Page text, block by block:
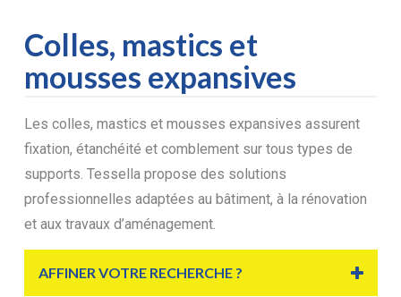
Colles, mastics et
mousses expansives
Les colles, mastics et mousses expansives assurent
fixation, étanchéité et comblement sur tous types de
supports. Tessella propose des solutions
professionnelles adaptées au bâtiment, à la rénovation
et aux travaux d’aménagement.
AFFINER VOTRE RECHERCHE ?